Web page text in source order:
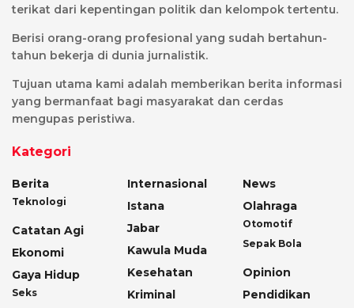
terikat dari kepentingan politik dan kelompok tertentu.
Berisi orang-orang profesional yang sudah bertahun-
tahun bekerja di dunia jurnalistik.
Tujuan utama kami adalah memberikan berita informasi
yang bermanfaat bagi masyarakat dan cerdas
mengupas peristiwa.
Kategori
Berita
Teknologi
Catatan Agi
Ekonomi
Gaya Hidup
Seks
Internasional
Istana
Jabar
Kawula Muda
Kesehatan
Kriminal
News
Olahraga
Otomotif
Sepak Bola
Opinion
Pendidikan